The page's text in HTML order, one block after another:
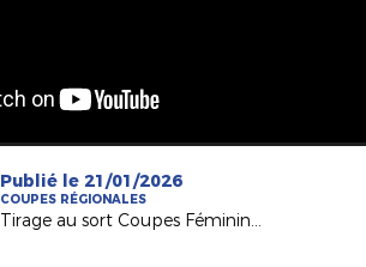
Publié le 21/01/2026
COUPES RÉGIONALES
Tirage au sort Coupes Féminines Absolis